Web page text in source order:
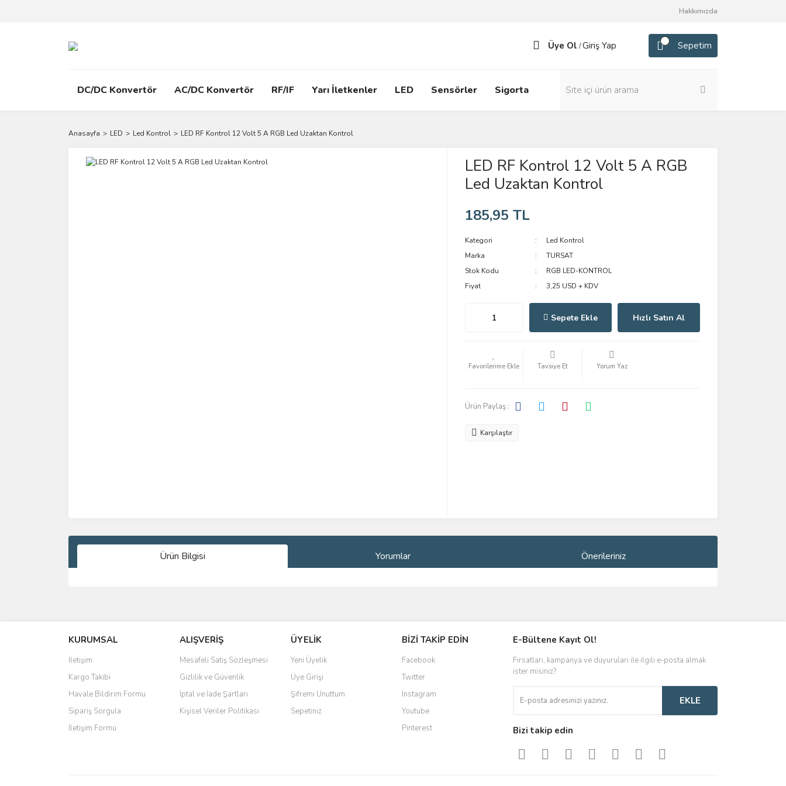
Hakkımızda
Üye Ol /Giriş Yap Sepetim
DC/DC Konvertör AC/DC Konvertör RF/IF Yarı İletkenler LED Sensörler Sigorta
Anasayfa LED Led Kontrol LED RF Kontrol 12 Volt 5 A RGB Led Uzaktan Kontrol
LED RF Kontrol 12 Volt 5 A RGB
Led Uzaktan Kontrol
185,95 TL
Kategori
Led Kontrol
Marka
TURSAT
Stok Kodu
RGB LED-KONTROL
Fiyat
3,25 USD + KDV
Sepete Ekle Hızlı Satın Al
Tavsiye Et Yorum Yaz
Ürün Paylaş :
Karşılaştır
Ürün Bilgisi Yorumlar Önerileriniz
Ürün resmi kalitesiz, bozuk veya görüntülenemiyor.
Ürün açıklamasında eksik bilgiler bulunuyor.
Ürün bilgilerinde hatalar bulunuyor.
Ürün fiyatı diğer sitelerden daha pahalı.
Bu ürüne benzer farklı alternatifler olmalı.
KURUMSAL
İletişim
Kargo Takibi
Havale Bildirim Formu
Sipariş Sorgula
İletişim Formu
ALIŞVERİŞ
Mesafeli Satış Sözleşmesi
Gizlilik ve Güvenlik
İptal ve İade Şartları
Kişisel Veriler Politikası
ÜYELİK
Yeni Üyelik
Üye Girişi
Şifremi Unuttum
Sepetiniz
BİZİ TAKİP EDİN
Facebook
Twitter
Instagram
Youtube
Pinterest
E-Bültene Kayıt Ol!
Fırsatları, kampanya ve duyuruları ile ilgili e-posta almak
ister misiniz?
EKLE
Bizi takip edin